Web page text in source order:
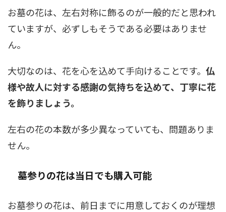
お墓の花は、左右対称に飾るのが一般的だと思われ
ていますが、必ずしもそうである必要はありませ
ん。
大切なのは、花を心を込めて手向けることです。 仏
様や故人に対する感謝の気持ちを込めて、丁寧に花
を飾りましょう。
左右の花の本数が多少異なっていても、問題ありま
せん。
墓参りの花は当日でも購入可能
お墓参りの花は、前日までに用意しておくのが理想